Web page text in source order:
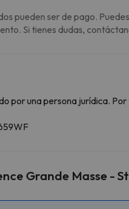
pueden ser de pago.
Si tienes dudas,
por una persona jurídica.
Grande Masse -